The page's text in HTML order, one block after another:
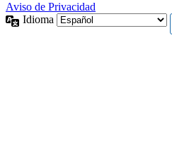
Aviso de Privacidad
Idioma